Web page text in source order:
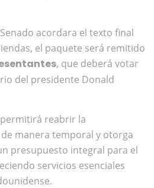
acordara el texto final
el paquete será remitido
, que deberá votar
del presidente Donald
reabrir la
manera temporal y otorga
presupuesto integral para el
servicios esenciales